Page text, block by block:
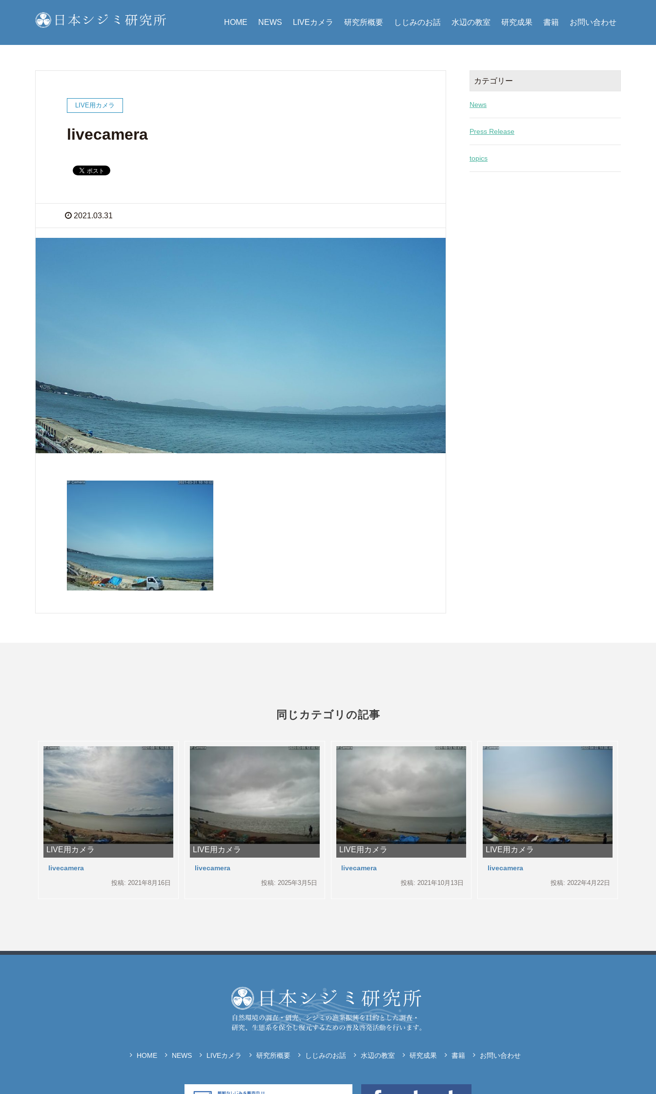
HOME NEWS LIVEカメラ 研究所概要 しじみのお話 水辺の教室 研究成果 書籍 お問い合わせ
LIVE用カメラ
livecamera
2021.03.31
カテゴリー
News
Press Release
topics
同じカテゴリの記事
LIVE用カメラ
livecamera
投稿: 2021年8月16日
LIVE用カメラ
livecamera
投稿: 2025年3月5日
LIVE用カメラ
livecamera
投稿: 2021年10月13日
LIVE用カメラ
livecamera
投稿: 2022年4月22日
HOME NEWS LIVEカメラ 研究所概要 しじみのお話 水辺の教室 研究成果 書籍 お問い合わせ